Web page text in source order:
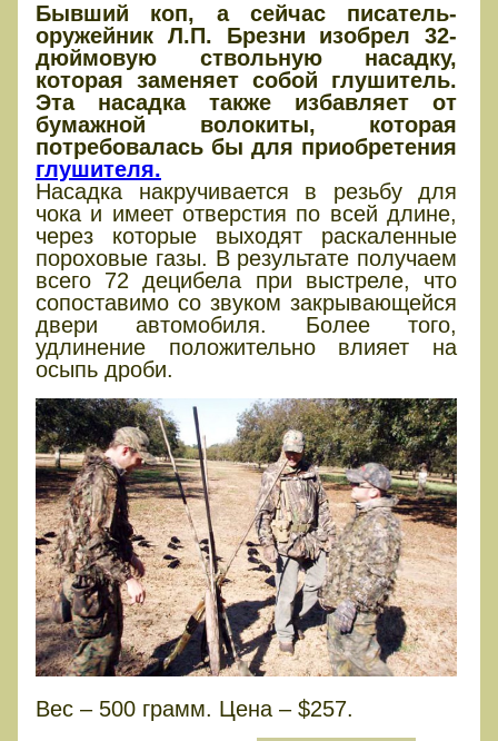
Бывший коп, а сейчас писатель-
оружейник Л.П. Брезни изобрел 32-
дюймовую ствольную насадку,
которая заменяет собой глушитель.
Эта насадка также избавляет от
бумажной волокиты, которая
потребовалась бы для приобретения
глушителя.
Насадка накручивается в резьбу для
чока и имеет отверстия по всей длине,
через которые выходят раскаленные
пороховые газы. В результате получаем
всего 72 децибела при выстреле, что
сопоставимо со звуком закрывающейся
двери автомобиля. Более того,
удлинение положительно влияет на
осыпь дроби.
Вес – 500 грамм. Цена – $257.